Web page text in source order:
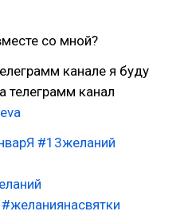
со мной?
канале я буду
телеграмм канал
#13желаний
#желаниянасвятки